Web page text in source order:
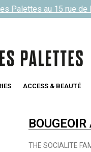
Palettes au 15 rue de
ACCESS & BEAUTÉ
THE SOCIALITE